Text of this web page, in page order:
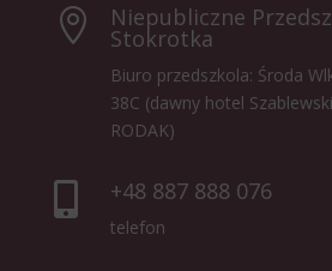
 Niepubliczne
Stokrotka
Biuro przedszkola: Środa
38C (dawny hotel
RODAK)
 +48 887 888 076
telefon